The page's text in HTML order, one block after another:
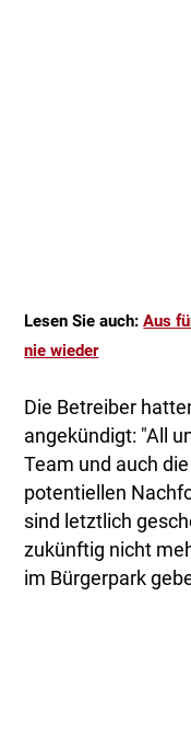
Lesen Sie auch:Aus
nie wieder
Die Betreiber
angekündigt: "All
Team und auch
potentiellen
sind letztlich
zukünftig nicht
im Bürgerpark